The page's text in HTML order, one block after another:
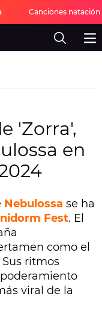
Canciones
'Zorra',
en
Nebulossa se ha
Fest. El
como el
ritmos
viral de la